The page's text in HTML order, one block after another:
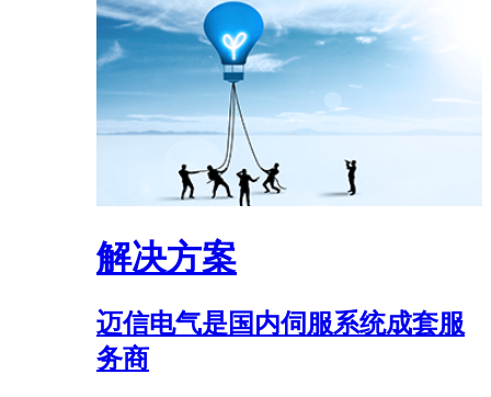
解决方案
迈信电气是国内伺服系统成套服
务商